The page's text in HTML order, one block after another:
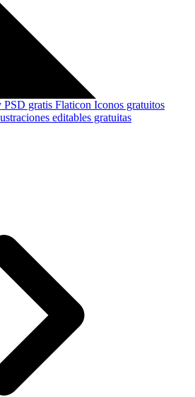
PSD gratis Flaticon Iconos gratuitos
editables gratuitas